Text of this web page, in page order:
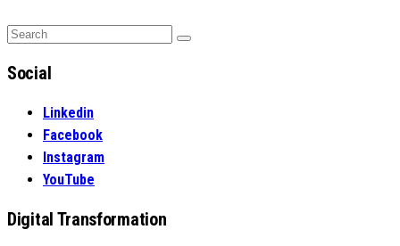
Search
Search
Social
Linkedin
Facebook
Instagram
YouTube
Digital Transformation